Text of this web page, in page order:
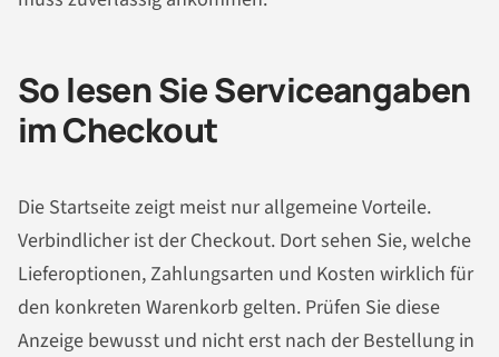
So lesen Sie Serviceangaben
im Checkout
Die Startseite zeigt meist nur allgemeine Vorteile.
Verbindlicher ist der Checkout. Dort sehen Sie, welche
Lieferoptionen, Zahlungsarten und Kosten wirklich für
den konkreten Warenkorb gelten. Prüfen Sie diese
Anzeige bewusst und nicht erst nach der Bestellung in